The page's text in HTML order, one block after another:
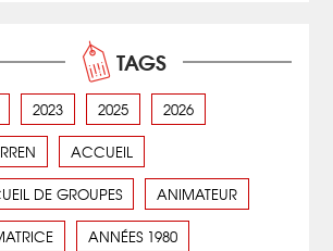
TAGS
2023 2025 2026
ACCUEIL
DE GROUPES ANIMATEUR
ANNÉES 1980